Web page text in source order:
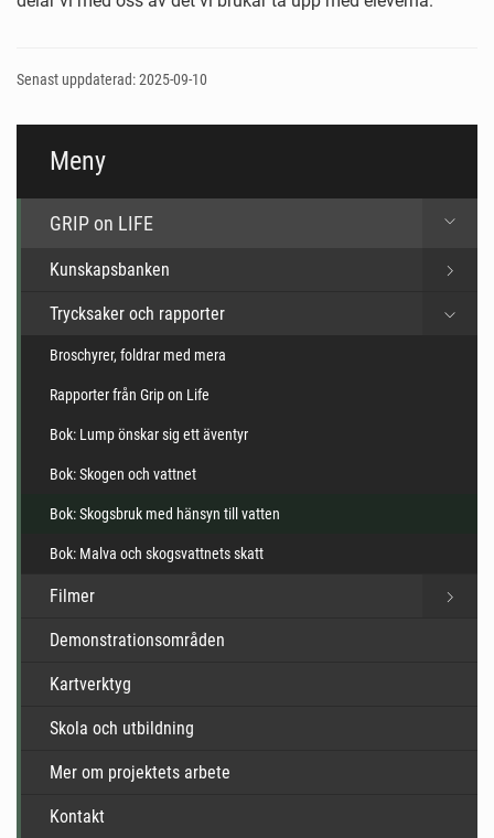
Senast uppdaterad: 2025-09-10
Meny
GRIP on LIFE
Kunskapsbanken
Trycksaker och rapporter
Broschyrer, foldrar med mera
Rapporter från Grip on Life
Bok: Lump önskar sig ett äventyr
Bok: Skogen och vattnet
Bok: Skogsbruk med hänsyn till vatten
Bok: Malva och skogsvattnets skatt
Filmer
Demonstrationsområden
Kartverktyg
Skola och utbildning
Mer om projektets arbete
Kontakt